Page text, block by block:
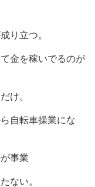
り立つ。
金を稼いでるのが
け。
自転車操業にな
事業
ない。